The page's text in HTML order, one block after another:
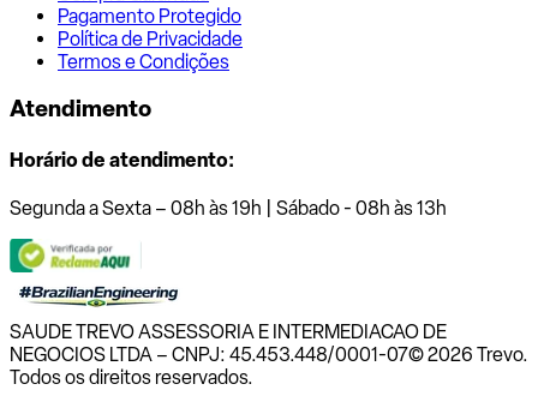
Pagamento Protegido
Política de Privacidade
Termos e Condições
Atendimento
Horário de atendimento:
Segunda a Sexta – 08h às 19h | Sábado - 08h às 13h
SAUDE TREVO ASSESSORIA E INTERMEDIACAO DE
NEGOCIOS LTDA – CNPJ: 45.453.448/0001-07© 2026 Trevo.
Todos os direitos reservados.